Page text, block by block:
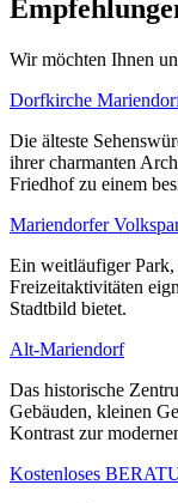
Wir möchten Ihnen
Dorfkirche
Die älteste
ihrer charmanten
Friedhof zu einem
Mariendorfer
Ein weitläufiger Park,
Freizeitaktivitäten
Stadtbild bietet.
Alt-Mariendorf
Das historische
Gebäuden, kleinen
Kontrast zur
Kostenloses